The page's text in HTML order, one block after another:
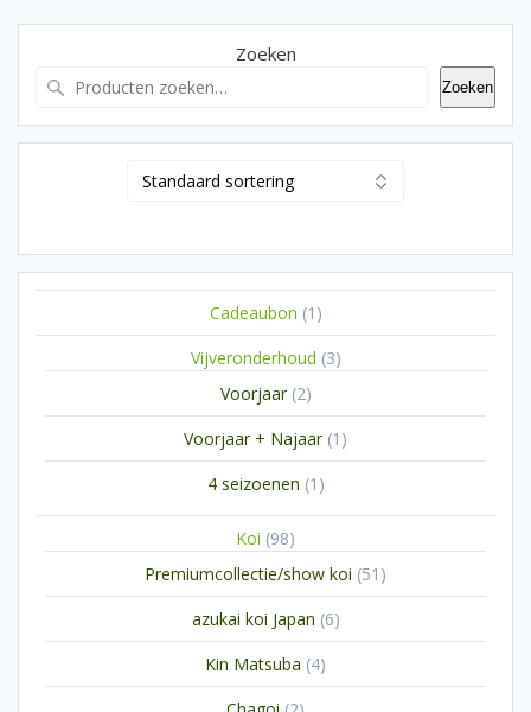
Zoeken
Zoeken
Cadeaubon 1 1
product
Vijveronderhoud 33
Voorjaar 22
producten
Voorjaar + Najaar 1 1
product
4 seizoenen 1 1
Koi 9898
Premiumcollectie/show koi 51 51
producten
azukai koi Japan 66
producten
Kin Matsuba 44
producten
2